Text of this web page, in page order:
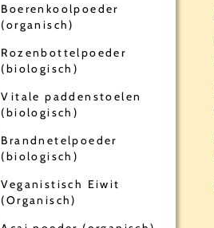
Boerenkoolpoeder
(organisch)
Rozenbottelpoeder
(biologisch)
Vitale paddenstoelen
(biologisch)
Brandnetelpoeder
(biologisch)
Veganistisch Eiwit
(Organisch)